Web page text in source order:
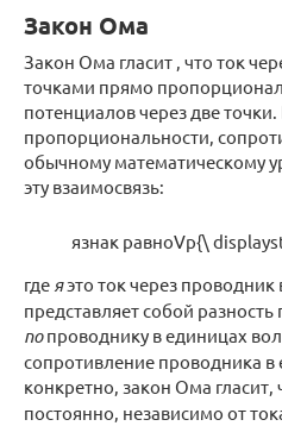
Закон Ома
Закон Ома гласит , что ток
точками прямо
потенциалов через две
пропорциональности,
обычному математическому
эту взаимосвязь:
язнак равноVр{\
гдеяэто ток через
представляет собой
попроводнику в единицах
сопротивление проводника
конкретно, закон Ома гласит,
постоянно, независимо от